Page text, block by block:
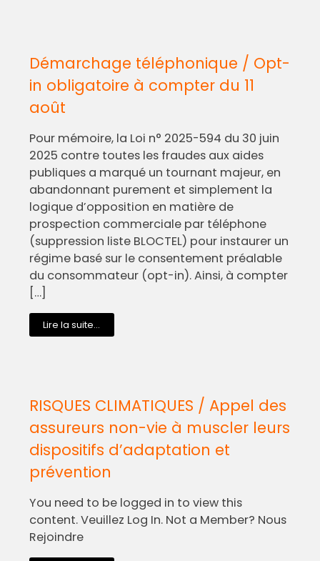
Démarchage téléphonique / Opt-
in obligatoire à compter du 11
août
Pour mémoire, la Loi n° 2025-594 du 30 juin
2025 contre toutes les fraudes aux aides
publiques a marqué un tournant majeur, en
abandonnant purement et simplement la
logique d’opposition en matière de
prospection commerciale par téléphone
(suppression liste BLOCTEL) pour instaurer un
régime basé sur le consentement préalable
du consommateur (opt-in). Ainsi, à compter
[…]
Lire la suite...
RISQUES CLIMATIQUES / Appel des
assureurs non-vie à muscler leurs
dispositifs d’adaptation et
prévention
You need to be logged in to view this
content. Veuillez Log In. Not a Member? Nous
Rejoindre